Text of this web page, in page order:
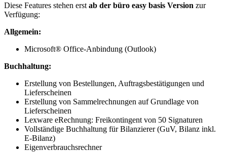
Diese Features stehen erst ab der büro easy basis Version zur
Verfügung:
Allgemein:
Microsoft® Office-Anbindung (Outlook)
Buchhaltung:
Erstellung von Bestellungen, Auftragsbestätigungen und
Lieferscheinen
Erstellung von Sammelrechnungen auf Grundlage von
Lieferscheinen
Lexware eRechnung: Freikontingent von 50 Signaturen
Vollständige Buchhaltung für Bilanzierer (GuV, Bilanz inkl.
E-Bilanz)
Eigenverbrauchsrechner